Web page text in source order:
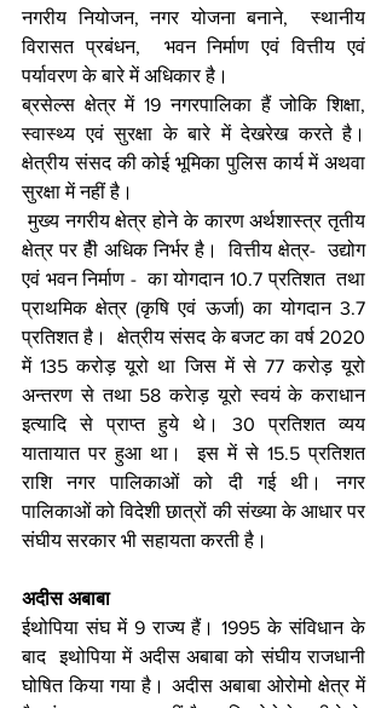
नगरीय नियोजन, नगर योजना बनाने,  स्थानीय
विरासत प्रबंधन,  भवन निर्माण एवं वित्तीय एवं
पर्यावरण के बारे में अधिकार है।
ब्रसेल्स क्षेत्र में 19 नगरपालिका हैं जोकि शिक्षा,
स्वास्थ्य एवं सुरक्षा के बारे में देखरेख करते है।
क्षेत्रीय संसद की कोई भूमिका पुलिस कार्य में अथवा
सुरक्षा में नहीं है।
मुख्य नगरीय क्षेत्र होने के कारण अर्थशास्त्र तृतीय
क्षेत्र पर हैी अधिक निर्भर है।  वित्तीय क्षेत्र-  उद्योग
एवं भवन निर्माण -  का योगदान 10.7 प्रतिशत  तथा
प्राथमिक क्षेत्र (कृषि एवं ऊर्जा) का योगदान 3.7
प्रतिशत है।  क्षेत्रीय संसद के बजट का वर्ष 2020
में 135 करोड़ यूरो था जिस में से 77 करोड़ यूरो
अन्तरण से तथा 58 करेाड़ यूरो स्वयं के कराधान
इत्यादि से प्राप्त हुये थे। 30 प्रतिशत व्यय
यातायात पर हुआ था।  इस में से 15.5 प्रतिशत
राशि नगर पालिकाओं को दी गई थी। नगर
पालिकाओं को विदेशी छात्रों की संख्या के आधार पर
संघीय सरकार भी सहायता करती है।
अदीस अबाबा
ईथोपिया संघ में 9 राज्य हैं। 1995 के संविधान के
बाद  इथोपिया में अदीस अबाबा को संघीय राजधानी
घोषित किया गया है। अदीस अबाबा ओरोमो क्षेत्र में